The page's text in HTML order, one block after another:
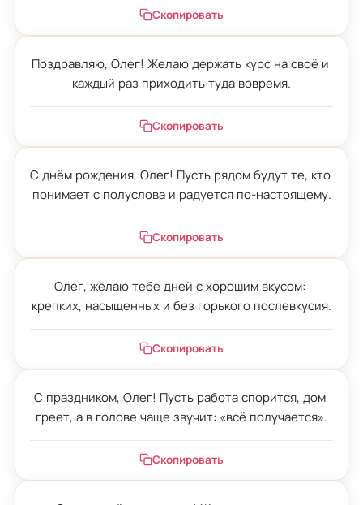
Скопировать
Поздравляю, Олег! Желаю держать курс на своё и
каждый раз приходить туда вовремя.
Скопировать
С днём рождения, Олег! Пусть рядом будут те, кто
понимает с полуслова и радуется по-настоящему.
Скопировать
Олег, желаю тебе дней с хорошим вкусом:
крепких, насыщенных и без горького послевкусия.
Скопировать
С праздником, Олег! Пусть работа спорится, дом
греет, а в голове чаще звучит: «всё получается».
Скопировать